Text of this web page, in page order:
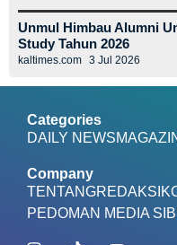
Unmul Himbau Alumni
Study Tahun 2026
kaltimes.com 3 Jul 2026
Categories
DAILY NEWS
Company
TENTANGREDAKSI
PEDOMAN MEDIA